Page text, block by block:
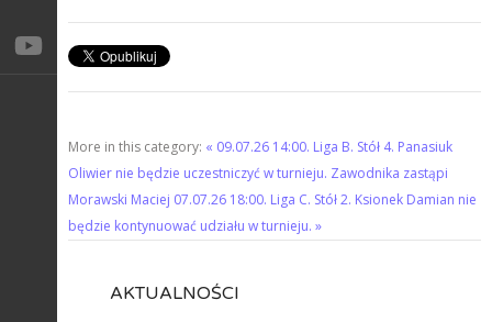
More in this category: « 09.07.26 14:00. Liga B. Stół 4. Panasiuk
Oliwier nie będzie uczestniczyć w turnieju. Zawodnika zastąpi
Morawski Maciej 07.07.26 18:00. Liga C. Stół 2. Ksionek Damian nie
będzie kontynuować udziału w turnieju. »
AKTUALNOŚCI